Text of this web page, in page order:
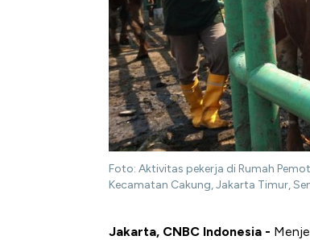
Foto: Aktivitas pekerja di Rumah
Kecamatan Cakung, Jakarta Timur,
Jakarta, CNBC Indonesia -